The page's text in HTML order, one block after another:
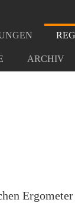
ARCHIV